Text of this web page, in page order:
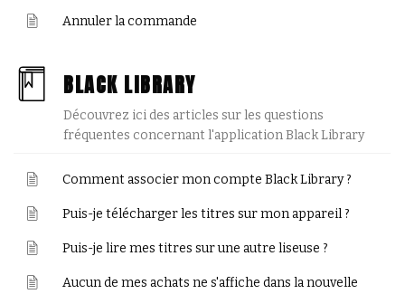
Annuler la commande
BLACK LIBRARY
Découvrez ici des articles sur les questions
fréquentes concernant l'application Black Library
Comment associer mon compte Black Library ?
Puis-je télécharger les titres sur mon appareil ?
Puis-je lire mes titres sur une autre liseuse ?
Aucun de mes achats ne s'affiche dans la nouvelle